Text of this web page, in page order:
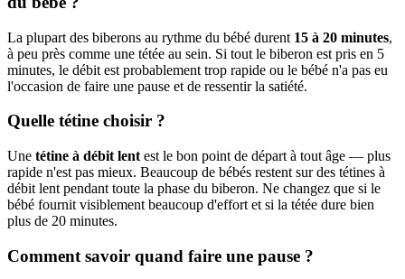
La plupart des biberons au rythme du bébé durent 15 à 20 minutes,
à peu près comme une tétée au sein. Si tout le biberon est pris en 5
minutes, le débit est probablement trop rapide ou le bébé n'a pas eu
l'occasion de faire une pause et de ressentir la satiété.
Quelle tétine choisir ?
Une tétine à débit lent est le bon point de départ à tout âge — plus
rapide n'est pas mieux. Beaucoup de bébés restent sur des tétines à
débit lent pendant toute la phase du biberon. Ne changez que si le
bébé fournit visiblement beaucoup d'effort et si la tétée dure bien
plus de 20 minutes.
Comment savoir quand faire une pause ?